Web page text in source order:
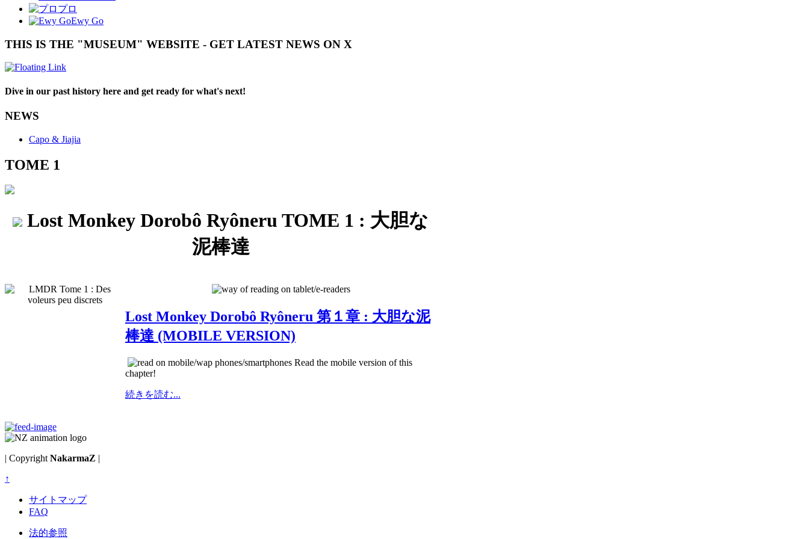
プロ
Ewy Go
THIS IS THE "MUSEUM" WEBSITE - GET LATEST NEWS ON X
Dive in our past history here and get ready for what's next!
NEWS
Capo & Jiajia
TOME 1
Lost Monkey Dorobô Ryôneru TOME 1 : 大胆な
泥棒達
Lost Monkey Dorobô Ryôneru 第１章 : 大胆な泥
棒達 (MOBILE VERSION)
Read the mobile version of this
chapter!
続きを読む...
| Copyright NakarmaZ |
↑
サイトマップ
FAQ
法的参照